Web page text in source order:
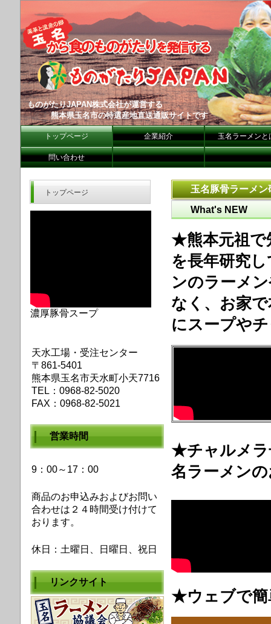
ものがたりJAPAN株式会社が運営する
熊本県玉名市の特選産地直送通販サイトです
トップページ 企業紹介 玉名ラーメンと
問い合わせ
玉名豚骨ラーメ
What's NEW
★熊本元祖で
を長年研究
ンのラーメ
なく、お家
にスープや
★チャルメ
名ラーメン
★ウェブで簡
トップページ
濃厚豚骨スープ
天水工場・受注センター
〒861-5401
熊本県玉名市天水町小天7716
TEL：0968-82-5020
FAX：0968-82-5021
営業時間
9：00～17：00
商品のお申込みおよびお問い
合わせは２４時間受け付けて
おります。
休日：土曜日、日曜日、祝日
リンクサイト